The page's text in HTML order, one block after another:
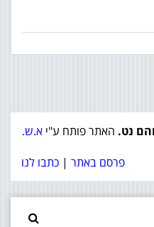
נט. האתר פותח ע"י א.ש.
פרסם באתר | כתבו לנו